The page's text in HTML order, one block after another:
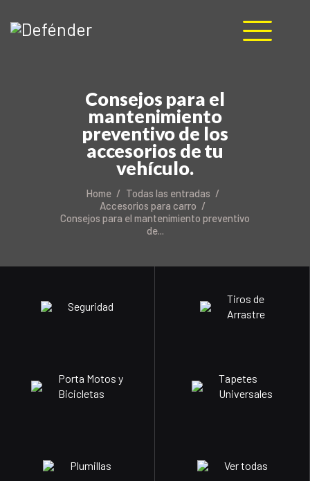
Consejos para el
mantenimiento
preventivo de los
accesorios de tu
vehículo.
Home
Todas las entradas
Accesorios para carro
Consejos para el mantenimiento preventivo
de...
Seguridad
Tiros de
Arrastre
Porta Motos y
Bicicletas
Tapetes
Universales
Plumillas Ver todas
NOSOTROS
PRODUCTOS
MANUALES
RECURSOS
CONTACTO